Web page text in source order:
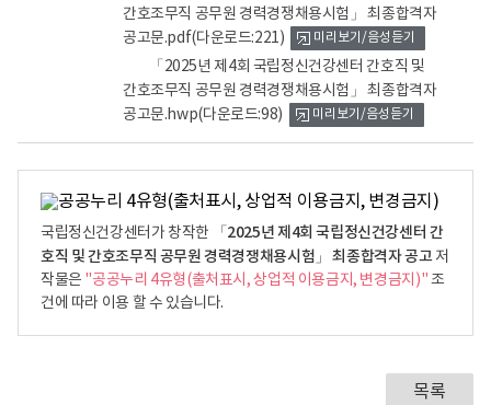
간호조무직 공무원 경력경쟁채용시험」 최종합격자
공고문.pdf(다운로드:221) 미리보기/음성듣기
「2025년 제4회 국립정신건강센터 간호직 및
간호조무직 공무원 경력경쟁채용시험」 최종합격자
공고문.hwp(다운로드:98) 미리보기/음성듣기
국립정신건강센터가 창작한
「2025년 제4회 국립정신건강센터 간
호직 및 간호조무직 공무원 경력경쟁채용시험」 최종합격자 공고저
작물은 "공공누리 4유형(출처표시, 상업적 이용금지, 변경금지)"조
건에 따라 이용 할 수 있습니다.
목록